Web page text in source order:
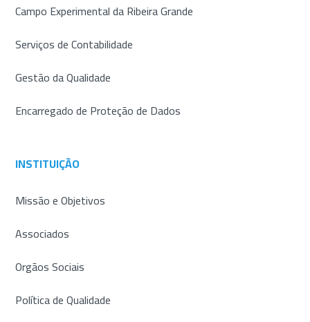
Campo Experimental da Ribeira Grande
Serviços de Contabilidade
Gestão da Qualidade
Encarregado de Proteção de Dados
INSTITUIÇÃO
Missão e Objetivos
Associados
Orgãos Sociais
Política de Qualidade